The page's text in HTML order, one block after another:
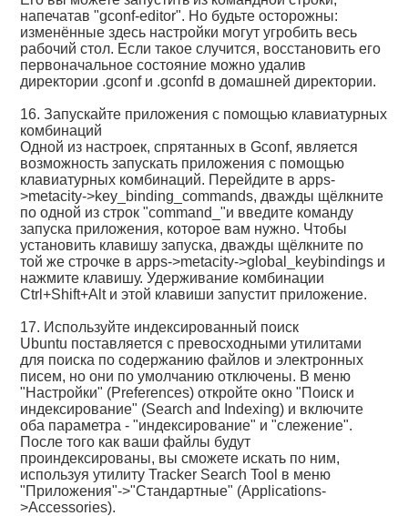
напечатав "gconf-editor". Но будьте осторожны:
изменённые здесь настройки могут угробить весь
рабочий стол. Если такое случится, восстановить его
первоначальное состояние можно удалив
директории .gconf и .gconfd в домашней директории.
16. Запускайте приложения с помощью клавиатурных
комбинаций
Одной из настроек, спрятанных в Gconf, является
возможность запускать приложения с помощью
клавиатурных комбинаций. Перейдите в apps-
>metacity->key_binding_commands, дважды щёлкните
по одной из строк "command_"и введите команду
запуска приложения, которое вам нужно. Чтобы
установить клавишу запуска, дважды щёлкните по
той же строчке в apps->metacity->global_keybindings и
нажмите клавишу. Удерживание комбинации
Ctrl+Shift+Alt и этой клавиши запустит приложение.
17. Используйте индексированный поиск
Ubuntu поставляется с превосходными утилитами
для поиска по содержанию файлов и электронных
писем, но они по умолчанию отключены. В меню
"Настройки" (Preferences) откройте окно "Поиск и
индексирование" (Search and Indexing) и включите
оба параметра - "индексирование" и "слежение".
После того как ваши файлы будут
проиндексированы, вы сможете искать по ним,
используя утилиту Tracker Search Tool в меню
"Приложения"->"Стандартные" (Applications-
>Accessories).